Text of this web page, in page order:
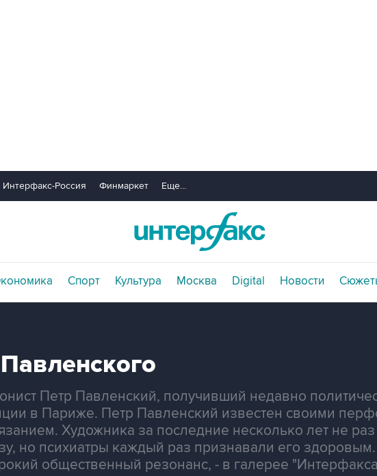
Интерфакс-Россия Финмаркет Еще...
Спорт Культура Москва Digital Новости
Петр Павленский, получивший недавно
в Париже. Петр Павленский известен своими
Художника за последние несколько лет не
но психиатры каждый раз признавали его
общественный резонанс, - в галерее